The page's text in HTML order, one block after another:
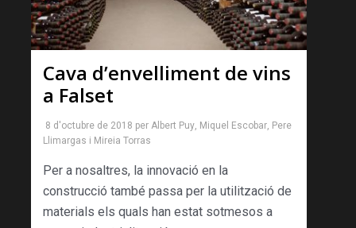
Cava d’envelliment de vins
a Falset
8 d'octubre de 2018 per Albert Puy, Miquel Escobar, Pere
Llimargas i Mireia Torras
Per a nosaltres, la innovació en la
construcció també passa per la utilització de
materials els quals han estat sotmesos a